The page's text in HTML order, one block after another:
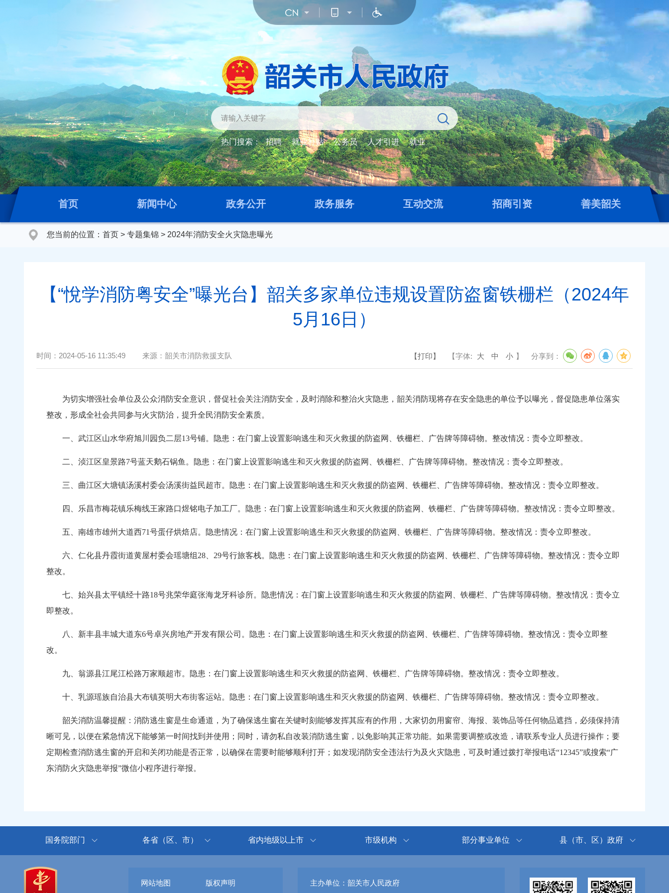
热门搜索： 招聘 就业补贴 公务员 人才引进 就业
首页 新闻中心 政务公开 政务服务 互动交流 招商引资 善美韶关
您当前的位置： 首页 > 专题集锦 > 2024年消防安全火灾隐患曝光
【“悅学消防粤安全”曝光台】韶关多家单位违规设置防盗窗铁栅栏（2024年
5月16日）
时间： 2024-05-16 11:35:49 来源： 韶关市消防救援支队 【打印】 【字体: 大 中 小 】 分享到：
为切实增强社会单位及公众消防安全意识，督促社会关注消防安全，及时消除和整治火灾隐患，韶关消防现将存在安全隐患的单位予以曝光，督促隐患单位落实
整改，形成全社会共同参与火灾防治，提升全民消防安全素质。
一、武江区山水华府旭川园负二层13号铺。隐患：在门窗上设置影响逃生和灭火救援的防盗网、铁栅栏、广告牌等障碍物。整改情况：责令立即整改。
二、浈江区皇景路7号蓝天鹅石锅鱼。隐患：在门窗上设置影响逃生和灭火救援的防盗网、铁栅栏、广告牌等障碍物。整改情况：责令立即整改。
三、曲江区大塘镇汤溪村委会汤溪街益民超市。隐患：在门窗上设置影响逃生和灭火救援的防盗网、铁栅栏、广告牌等障碍物。整改情况：责令立即整改。
四、乐昌市梅花镇乐梅线王家路口煜铭电子加工厂。隐患：在门窗上设置影响逃生和灭火救援的防盗网、铁栅栏、广告牌等障碍物。整改情况：责令立即整改。
五、南雄市雄州大道西71号蛋仔烘焙店。隐患情况：在门窗上设置影响逃生和灭火救援的防盗网、铁栅栏、广告牌等障碍物。整改情况：责令立即整改。
六、仁化县丹霞街道黄屋村委会瑶塘组28、29号行旅客栈。隐患：在门窗上设置影响逃生和灭火救援的防盗网、铁栅栏、广告牌等障碍物。整改情况：责令立即
整改。
七、始兴县太平镇经十路18号兆荣华庭张海龙牙科诊所。隐患情况：在门窗上设置影响逃生和灭火救援的防盗网、铁栅栏、广告牌等障碍物。整改情况：责令立
即整改。
八、新丰县丰城大道东6号卓兴房地产开发有限公司。隐患：在门窗上设置影响逃生和灭火救援的防盗网、铁栅栏、广告牌等障碍物。整改情况：责令立即整
改。
九、翁源县江尾江松路万家顺超市。隐患：在门窗上设置影响逃生和灭火救援的防盗网、铁栅栏、广告牌等障碍物。整改情况：责令立即整改。
十、乳源瑶族自治县大布镇英明大布街客运站。隐患：在门窗上设置影响逃生和灭火救援的防盗网、铁栅栏、广告牌等障碍物。整改情况：责令立即整改。
韶关消防温馨提醒：消防逃生窗是生命通道，为了确保逃生窗在关键时刻能够发挥其应有的作用，大家切勿用窗帘、海报、装饰品等任何物品遮挡，必须保持清
晰可见，以便在紧急情况下能够第一时间找到并使用；同时，请勿私自改装消防逃生窗，以免影响其正常功能。如果需要调整或改造，请联系专业人员进行操作；要
定期检查消防逃生窗的开启和关闭功能是否正常，以确保在需要时能够顺利打开；如发现消防安全违法行为及火灾隐患，可及时通过拨打举报电话“12345”或搜索“广
东消防火灾隐患举报”微信小程序进行举报。
国务院部门 各省（区、市） 省内地级以上市 市级机构 部分事业单位 县（市、区）政府
网站地图 版权声明 主办单位：韶关市人民政府